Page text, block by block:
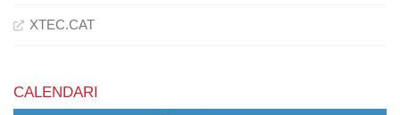
XTEC.CAT
CALENDARI